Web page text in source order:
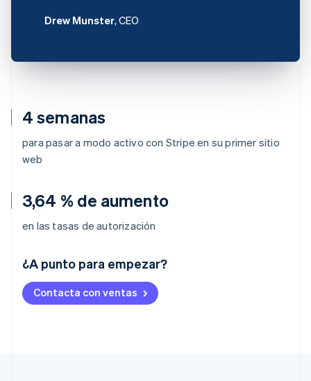
4 semanas
para pasar a modo activo con Stripe en su primer sitio
web
3,64 % de aumento
en las tasas de autorización
¿A punto para empezar?
Contacta con ventas
Drew Munster, CEO
Alemania
Deutsch English
Australia
English